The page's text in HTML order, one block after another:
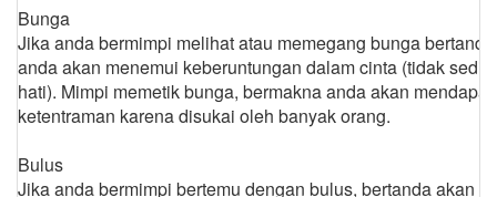
Bunga
Jika anda bermimpi melihat atau memegang bunga bertanda
anda akan menemui keberuntungan dalam cinta (tidak sedih
hati). Mimpi memetik bunga, bermakna anda akan mendapat
ketentraman karena disukai oleh banyak orang.
Bulus
Jika anda bermimpi bertemu dengan bulus, bertanda akan